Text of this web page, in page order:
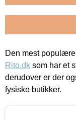
Den mest
Rito.dk som har et
derudover er der
fysiske butikker.